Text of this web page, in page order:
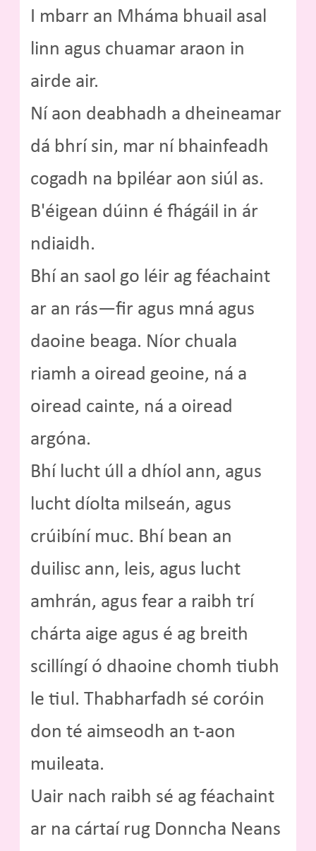
I mbarr an Mháma bhuail asal
linn agus chuamar araon in
airde air.
Ní aon deabhadh a dheineamar
dá bhrí sin, mar ní bhainfeadh
cogadh na bpiléar aon siúl as.
B'éigean dúinn é fhágáil in ár
ndiaidh.
Bhí an saol go léir ag féachaint
ar an rás—fir agus mná agus
daoine beaga. Níor chuala
riamh a oiread geoine, ná a
oiread cainte, ná a oiread
argóna.
Bhí lucht úll a dhíol ann, agus
lucht díolta milseán, agus
crúibíní muc. Bhí bean an
duilisc ann, leis, agus lucht
amhrán, agus fear a raibh trí
chárta aige agus é ag breith
scillíngí ó dhaoine chomh tiubh
le tiul. Thabharfadh sé coróin
don té aimseodh an t-aon
muileata.
Uair nach raibh sé ag féachaint
ar na cártaí rug Donncha Neans